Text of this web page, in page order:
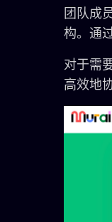
团队成
构。通
对于需
高效地